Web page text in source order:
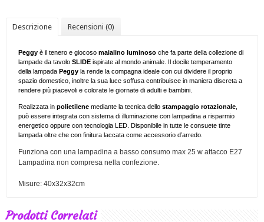
Descrizione Recensioni (0)
Peggy è il tenero e giocoso maialino luminoso che fa parte della collezione di
lampade da tavolo SLIDE ispirate al mondo animale. Il docile temperamento
della lampada Peggy la rende la compagna ideale con cui dividere il proprio
spazio domestico, inoltre la sua luce soffusa contribuisce in maniera discreta a
rendere più piacevoli e colorate le giornate di adulti e bambini.
Realizzata in polietilene mediante la tecnica dello stampaggio rotazionale
può essere integrata con sistema di illuminazione con lampadina a risparmio
energetico oppure con tecnologia LED. Disponibile in tutte le consuete tinte
lampada oltre che con finitura laccata come accessorio d’arredo.
Funziona con una lampadina a basso consumo max 25 w attacco E27
Lampadina non compresa nella confezione.
Misure: 40x32x32cm
Prodotti Correlati